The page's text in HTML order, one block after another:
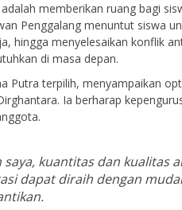
memberikan ruang bagi
Penggalang menuntut siswa
hingga menyelesaikan konflik
di masa depan.
Putra terpilih, menyampaikan
Ia berharap
saya, kuantitas dan kualitas
dapat diraih dengan